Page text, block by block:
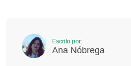
Escrito por:
Ana Nóbrega